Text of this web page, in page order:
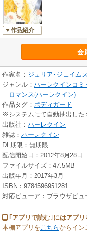
作品紹介
会
作家名： ジュリア･ジェイム
ジャンル： ハーレクインコミ
ロマンス(ハーレクイン)
作品タグ： ボディガード
※システムにて自動抽出した
出版社： ハーレクイン
雑誌： ハーレクイン
DL期限：無期限
配信開始日：2012年8月28日
ファイルサイズ：47.5MB
出版年月：2017年3月
ISBN：9784596951281
対応ビューア：ブラウザビュ
｢アプリで読む｣にはアプ
本棚アプリをこちらからイン